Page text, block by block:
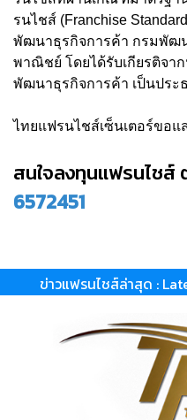
รนไชส์ (Franchise
พัฒนาธุรกิจการค้า กรมพัฒ
พาณิชย์ โดยได้รับเกียรติจา
พัฒนาธุรกิจการค้า เป็นประ
ไทยแฟรนไชส์เซ็นเตอร์ขอ
สนใจลงทุนแฟรนไชส์
6572451
ข่าวแฟรนไชส์ล่าสุด :